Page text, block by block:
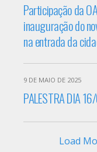
Participação da
inauguração do
na entrada da
9 DE MAIO DE 2025
PALESTRA DIA
Load